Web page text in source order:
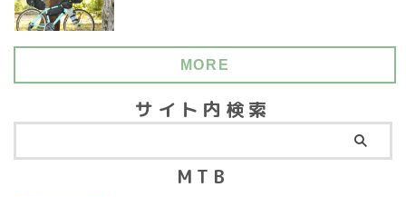
MORE
サイト内検索
MTB